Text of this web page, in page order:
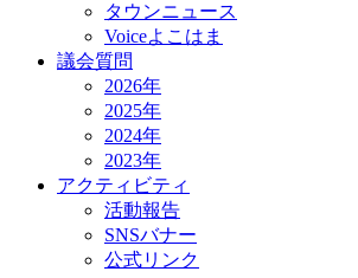
タウンニュース
Voiceよこはま
議会質問
2026年
2025年
2024年
2023年
アクティビティ
活動報告
SNSバナー
公式リンク